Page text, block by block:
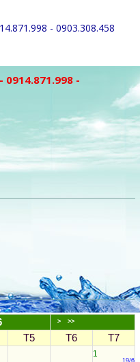
- 0903.308.458
0914.871.998 -
> >>
T5 T6 T7
1
19/6